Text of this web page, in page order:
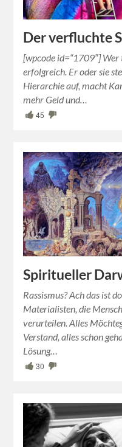
Der verfluchte
[wpcode id=“1709″]
erfolgreich. Er oder sie
Hierarchie auf, macht
mehr Geld und…
45
Spiritueller
Rassismus? Ach das ist
Materialisten, die
verurteilen. Alles
Verstand, alles schon
Lösung…
30